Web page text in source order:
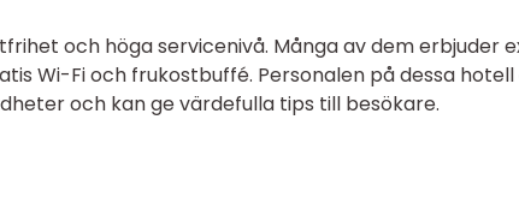
och höga servicenivå. Många av dem erbjuder
Wi-Fi och frukostbuffé. Personalen på dessa
och kan ge värdefulla tips till besökare.